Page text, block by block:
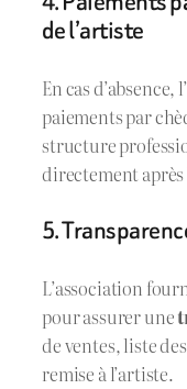
de l’artiste
En cas
paiements par
structure
directement
5.
L’association
pour assurer une
de ventes, liste
remise à l’artiste.